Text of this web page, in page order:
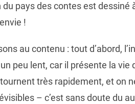
pays des contes est dessiné
!
au contenu : tout d’abord,
peu lent, car il présente la
très rapidement, et on
– c’est sans doute du